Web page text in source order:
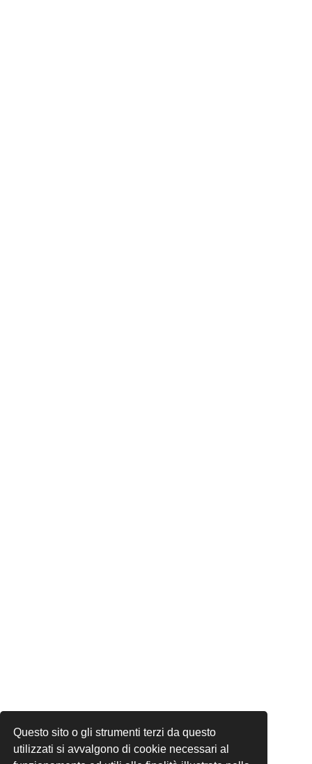
Questo sito o gli strumenti terzi da questo
utilizzati si avvalgono di cookie necessari al